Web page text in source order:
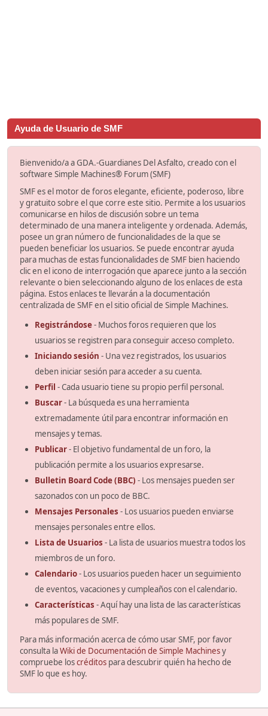
Ayuda de Usuario de SMF
Bienvenido/a a GDA.-Guardianes Del Asfalto, creado con el
software Simple Machines® Forum (SMF)
SMF es el motor de foros elegante, eficiente, poderoso, libre
y gratuito sobre el que corre este sitio. Permite a los usuarios
comunicarse en hilos de discusión sobre un tema
determinado de una manera inteligente y ordenada. Además,
posee un gran número de funcionalidades de la que se
pueden beneficiar los usuarios. Se puede encontrar ayuda
para muchas de estas funcionalidades de SMF bien haciendo
clic en el icono de interrogación que aparece junto a la sección
relevante o bien seleccionando alguno de los enlaces de esta
página. Estos enlaces te llevarán a la documentación
centralizada de SMF en el sitio oficial de Simple Machines.
Registrándose- Muchos foros requieren que los
usuarios se registren para conseguir acceso completo.
Iniciando sesión - Una vez registrados, los usuarios
deben iniciar sesión para acceder a su cuenta.
Perfil - Cada usuario tiene su propio perfil personal.
Buscar- La búsqueda es una herramienta
extremadamente útil para encontrar información en
mensajes y temas.
Publicar- El objetivo fundamental de un foro, la
publicación permite a los usuarios expresarse.
Bulletin Board Code (BBC) - Los mensajes pueden ser
sazonados con un poco de BBC.
Mensajes Personales - Los usuarios pueden enviarse
mensajes personales entre ellos.
Lista de Usuarios - La lista de usuarios muestra todos los
miembros de un foro.
Calendario- Los usuarios pueden hacer un seguimiento
de eventos, vacaciones y cumpleaños con el calendario.
Características - Aquí hay una lista de las características
más populares de SMF.
Para más información acerca de cómo usar SMF, por favor
consulta laWiki de Documentación de Simple Machinesy
compruebe loscréditos para descubrir quién ha hecho de
SMF lo que es hoy.